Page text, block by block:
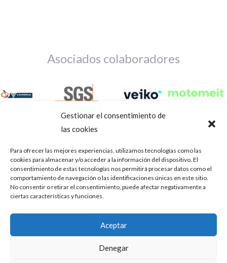
Gestionar el consentimiento de
las cookies
Para ofrecer las mejores experiencias, utilizamos tecnologías como las
cookies para almacenar y/o acceder a la información del dispositivo. El
consentimiento de estas tecnologías nos permitirá procesar datos como el
comportamiento de navegación o las identificaciones únicas en este sitio.
No consentir o retirar el consentimiento, puede afectar negativamente a
ciertas características y funciones.
Aceptar
Denegar
Asociados colaboradores
Aviso Legal Política de privacidad Portal de transparencia
ASOCIACIÓN DE TALLERES DE REPARACIÓN DE
AUTOMÓVILES • CIF: G14023832
Puedes aprender más sobre qué cookies utilizamos o